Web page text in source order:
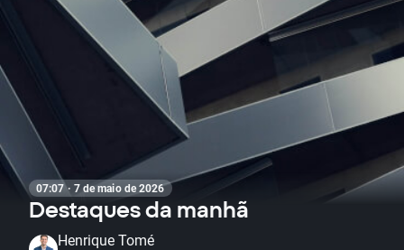
07:07 · 7 de maio de 2026
Destaques da manhã
Henrique Tomé